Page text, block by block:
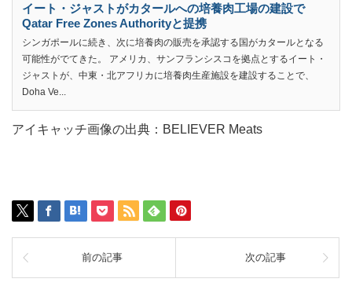
イート・ジャストがカタールへの培養肉工場の建設で
Qatar Free Zones Authorityと提携
シンガポールに続き、次に培養肉の販売を承認する国がカタールとなる
可能性がでてきた。 アメリカ、サンフランシスコを拠点とするイート・
ジャストが、中東・北アフリカに培養肉生産施設を建設することで、
Doha Ve...
アイキャッチ画像の出典：BELIEVER Meats
前の記事 次の記事